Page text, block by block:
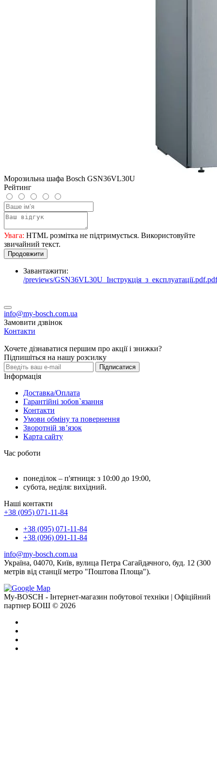
Морозильна шафа Bosch GSN36VL30U
Рейтинг
Увага: HTML розмітка не підтримується. Використовуйте
звичайний текст.
Продовжити
Завантажити:
/previews/GSN36VL30U_Інструкція_з_експлуатації.pdf.pdf
info@my-bosch.com.ua
Замовити дзвінок
Контакти
Хочете дізнаватися першим про акції і знижки?
Підпишіться на нашу розсилку
Підписатися
Інформація
Доставка/Оплата
Гарантійні зобов`язання
Контакти
Умови обміну та повернення
Зворотній зв’язок
Карта сайту
Час роботи
понеділок – п'ятниця: з 10:00 до 19:00,
субота, неділя: вихідний.
Наші контакти
+38 (095) 071-11-84
+38 (095) 071-11-84
+38 (096) 091-11-84
info@my-bosch.com.ua
Україна, 04070, Київ, вулица Петра Сагайдачного, буд. 12 (300
метрів від станції метро "Поштова Площа").
My-BOSCH - Інтернет-магазин побутової техніки | Офіційний
партнер БОШ © 2026